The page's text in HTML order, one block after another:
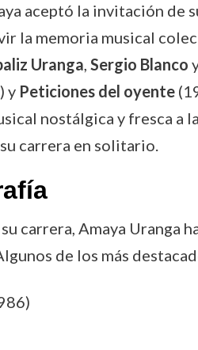
aceptó la invitación de
la memoria musical
Uranga, Sergio Blanco
y Peticiones del oyente
nostálgica y fresca a
carrera en solitario.
carrera, Amaya Uranga
de los más